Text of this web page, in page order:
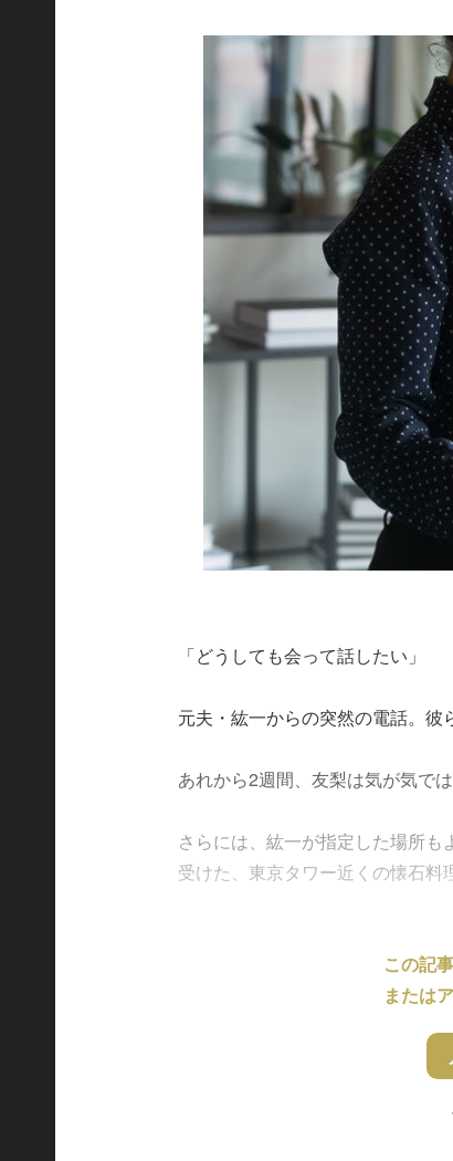
「どうしても会って話したい」
元夫・紘一からの突然の電話。彼
あれから2週間、友梨は気が気で
さらには、紘一が指定した場所
受けた、東京タワー近くの懐石料
この記
または